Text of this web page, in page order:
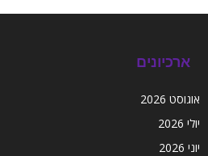
ארכיונים
אוגוסט 2026
יולי 2026
יוני 2026